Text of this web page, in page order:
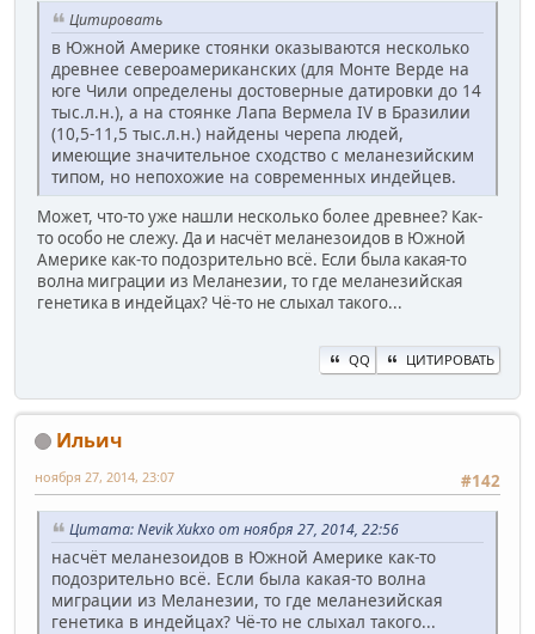
Цитировать
в Южной Америке стоянки оказываются несколько
древнее североамериканских (для Монте Верде на
юге Чили определены достоверные датировки до 14
тыс.л.н.), а на стоянке Лапа Вермела IV в Бразилии
(10,5-11,5 тыс.л.н.) найдены черепа людей,
имеющие значительное сходство с меланезийским
типом, но непохожие на современных индейцев.
Может, что-то уже нашли несколько более древнее? Как-
то особо не слежу. Да и насчёт меланезоидов в Южной
Америке как-то подозрительно всё. Если была какая-то
волна миграции из Меланезии, то где меланезийская
генетика в индейцах? Чё-то не слыхал такого...
QQ ЦИТИРОВАТЬ
Ильич
#142
ноября 27, 2014, 23:07
Цитата: Nevik Xukxo от ноября 27, 2014, 22:56
насчёт меланезоидов в Южной Америке как-то
подозрительно всё. Если была какая-то волна
миграции из Меланезии, то где меланезийская
генетика в индейцах? Чё-то не слыхал такого...